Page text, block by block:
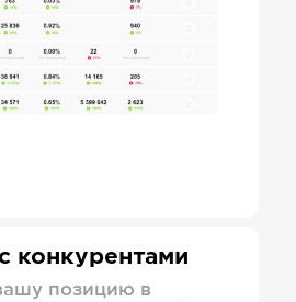
конкурентами
позицию в